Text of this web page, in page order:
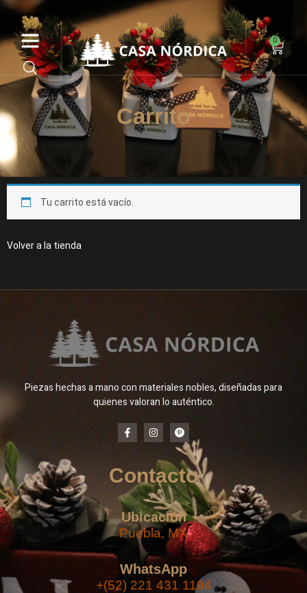
PAGOS DIRECTOS EN WEB
0
Carrito
Tu carrito está vacío.
Volver a la tienda
Piezas hechas a mano con materiales nobles, diseñadas para
quienes valoran lo auténtico.
Contacto
Ubicación
Puebla, MX
WhatsApp
+(52) 221 431 1194